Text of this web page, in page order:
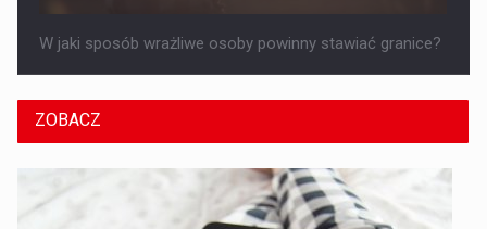
W jaki sposób wrażliwe osoby powinny stawiać granice?
ZOBACZ